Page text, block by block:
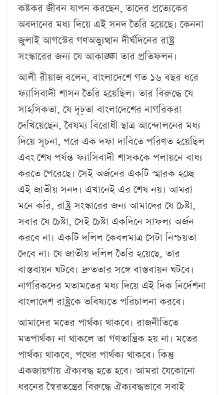
কষ্টকর জীবন যাপন করছেন, তাদের প্রত্যেকের
অবদানের মধ্য দিয়ে এই সনদ তৈরি হয়েছে। কেননা
জুলাই আগস্টের গণঅভ্যুত্থান দীর্ঘদিনের রাষ্ট্র
সংস্কারের জন্য যে আকাঙ্ক্ষা তার প্রতিফলন।
আলী রীয়াজ বলেন, বাংলাদেশে গত ১৬ বছর ধরে
ফ্যাসিবাদী শাসন তৈরি হয়েছিল। তার বিরুদ্ধে যে
সাহসিকতা, যে দৃঢ়তা বাংলাদেশের নাগরিকরা
দেখিয়েছেন, বৈষম্য বিরোধী ছাত্র আন্দোলনের মধ্য
দিয়ে সূচনা, পরে এক দফা দাবিতে পরিণত হয়েছিল
এবং শেষ পর্যন্ত ফ্যাসিবাদী শাসককে পলায়নে বাধ্য
করতে পেরেছে। সেই অর্জনের একটি স্মারক হচ্ছে
এই জাতীয় সনদ। এখানেই এর শেষ নয়। আমরা
মনে করি, রাষ্ট্র সংস্কারের জন্য আমাদের যে চেষ্টা,
সবার যে চেষ্টা, সেই চেষ্টা একদিনে সাফল্য অর্জন
করবে না। একটি দলিল কেবলমাত্র সেটা নিশ্চয়তা
দেবে না। যে জাতীয় দলিল তৈরি হয়েছে, তার
বাস্তবায়ন ঘটবে। দ্রুততার সঙ্গে বাস্তবায়ন ঘটবে।
নাগরিকদের মতামতের মধ্য দিয়ে এই দিক নির্দেশনা
বাংলাদেশ রাষ্ট্রকে ভবিষ্যতে পরিচালনা করবে।
আমাদের মতের পার্থক্য থাকবে। রাজনীতিতে
মতপার্থক্য না থাকলে তা গণতান্ত্রিক হয় না। মতের
পার্থক্য থাকবে, পথের পার্থক্য থাকবে। কিন্তু
একজায়গায় ঐক্যবদ্ধ হতে হবে। আমরা যেকোনো
ধরনের স্বৈরতন্ত্রের বিরুদ্ধে ঐক্যবদ্ধভাবে সবাই